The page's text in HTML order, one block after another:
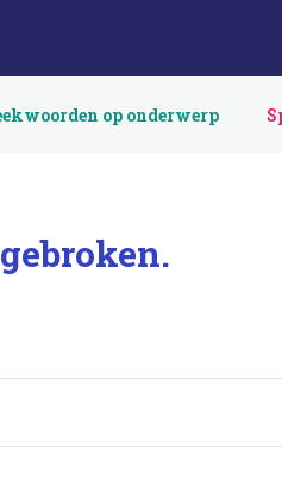
op onderwerp